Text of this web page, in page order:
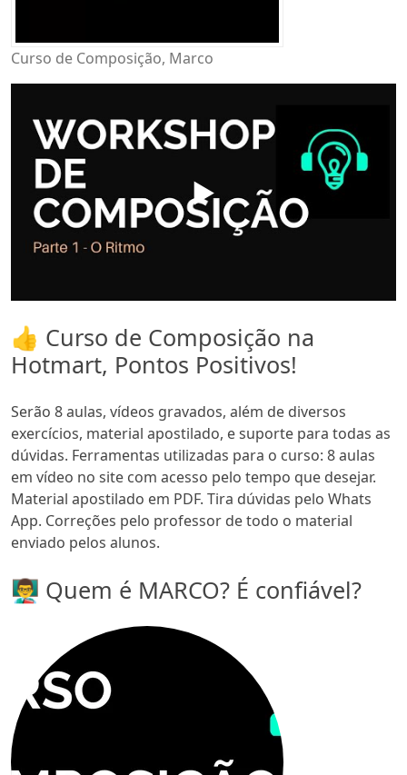
Curso de Composição, Marco
▶️
👍 Curso de Composição na
Hotmart, Pontos Positivos!
Serão 8 aulas, vídeos gravados, além de diversos
exercícios, material apostilado, e suporte para todas as
dúvidas. Ferramentas utilizadas para o curso: 8 aulas
em vídeo no site com acesso pelo tempo que desejar.
Material apostilado em PDF. Tira dúvidas pelo Whats
App. Correções pelo professor de todo o material
enviado pelos alunos.
👨‍🏫 Quem é MARCO? É confiável?